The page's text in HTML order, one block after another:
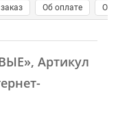
Об оплате О
, Артикул